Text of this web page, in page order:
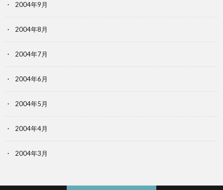
2004年9月
2004年8月
2004年7月
2004年6月
2004年5月
2004年4月
2004年3月